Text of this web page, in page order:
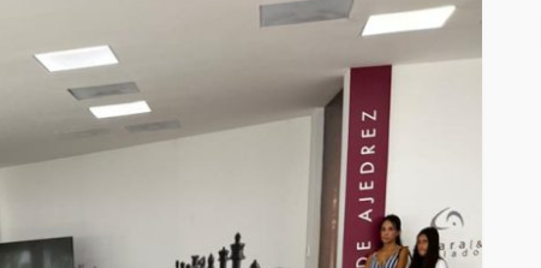
Brigadistas contienen
incendio forestal en la
colonia Chiapaneca
18 horas ago